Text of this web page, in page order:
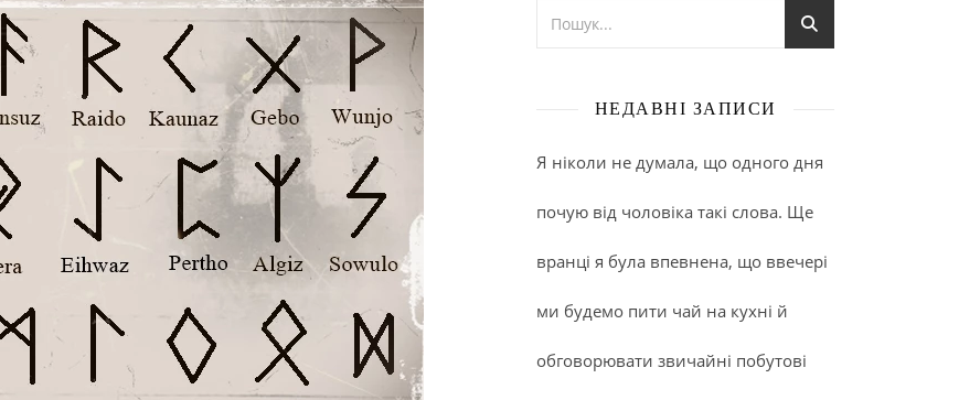
НЕДАВНІ ЗАПИСИ
Я ніколи не думала, що одного дня
почую від чоловіка такі слова. Ще
вранці я була впевнена, що ввечері
ми будемо пити чай на кухні й
обговорювати звичайні побутові